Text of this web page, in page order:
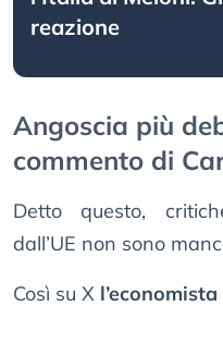
reazione
Angoscia più
commento di
Detto questo,
dall’UE non sono
Così su X